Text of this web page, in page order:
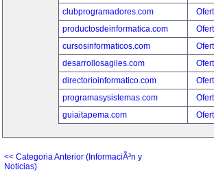
clubprogramadores.com
productosdeinformatica.com
cursosinformaticos.com
desarrollosagiles.com
directorioinformatico.com
programasysistemas.com
guiaitapema.com
<< Categoria Anterior (InformaciÃ³n y
Noticias)